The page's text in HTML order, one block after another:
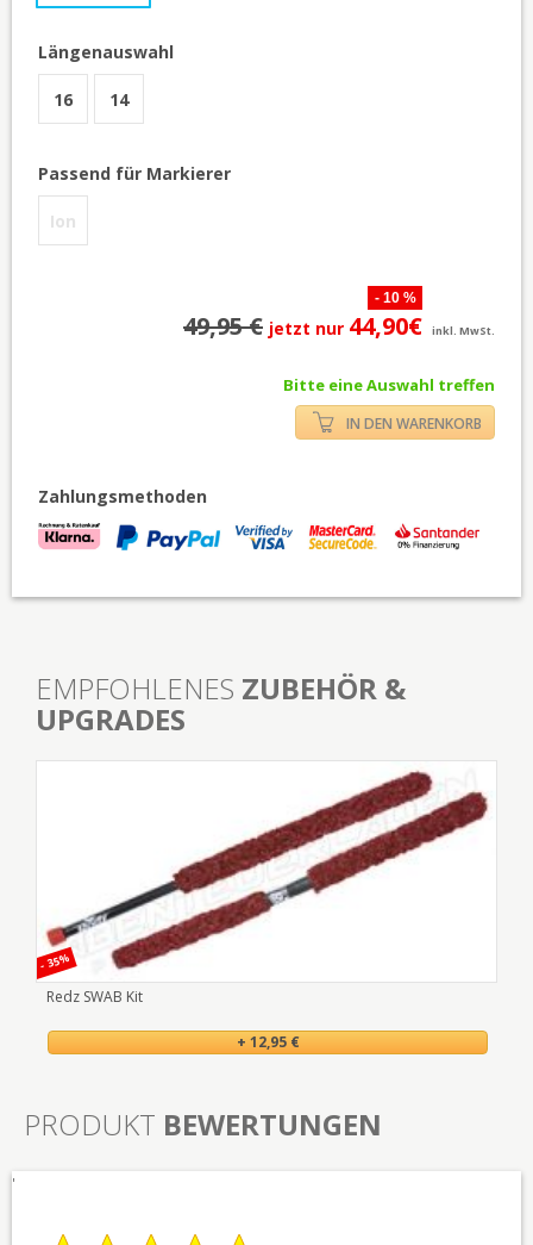
Längenauswahl
16 14
Passend für Markierer
Ion
- 10 %
49,95 € jetzt nur 44,90€ inkl. MwSt.
Bitte eine Auswahl treffen
IN DEN WARENKORB
Zahlungsmethoden
EMPFOHLENES ZUBEHÖR &
UPGRADES
- 35%
Redz SWAB Kit
+ 12,95 €
PRODUKT BEWERTUNGEN
'